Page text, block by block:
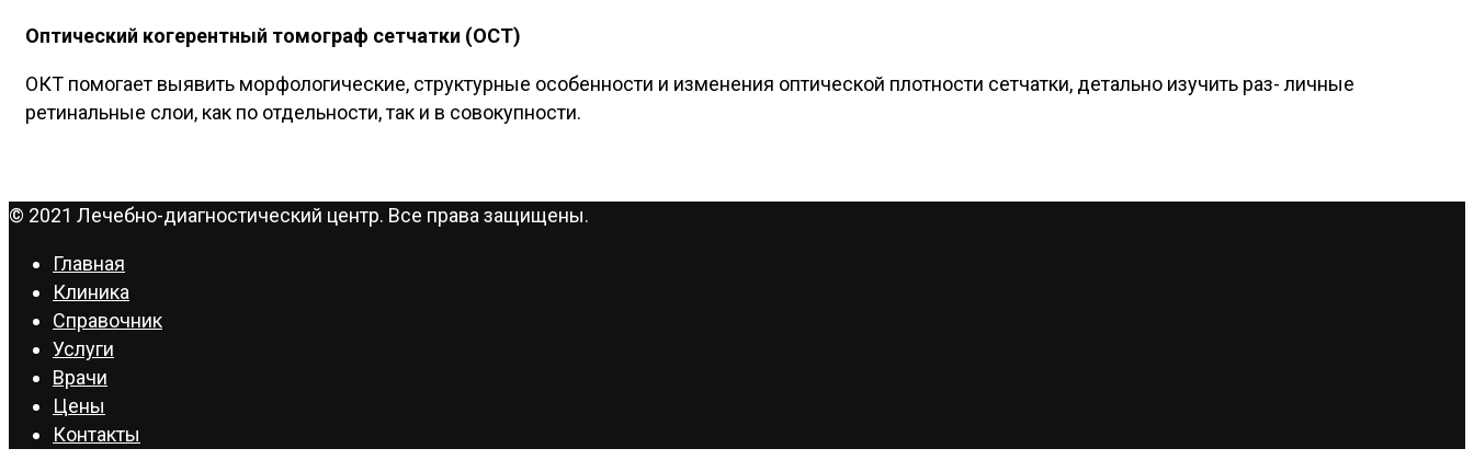
Оптический когерентный томограф сетчатки (OCT)
ОКТ помогает выявить морфологические, структурные особенности и изменения оптической плотности сетчатки, детально изучить раз- личные
ретинальные слои, как по отдельности, так и в совокупности.
© 2021 Лечебно-диагностический центр. Все права защищены.
Главная
Клиника
Справочник
Услуги
Врачи
Цены
Контакты